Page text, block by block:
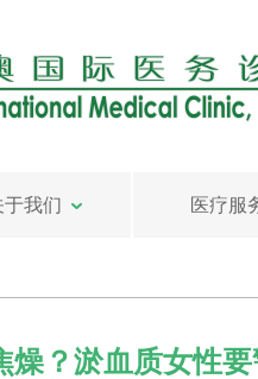
于我们 医疗服
燥？淤血质女性